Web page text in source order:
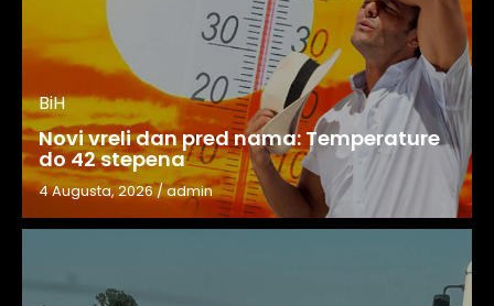
BiH
Novi vreli dan pred nama: Temperature
do 42 stepena
4 Augusta, 2026/admin